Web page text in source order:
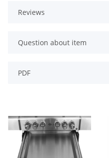
Reviews
Question about item
PDF